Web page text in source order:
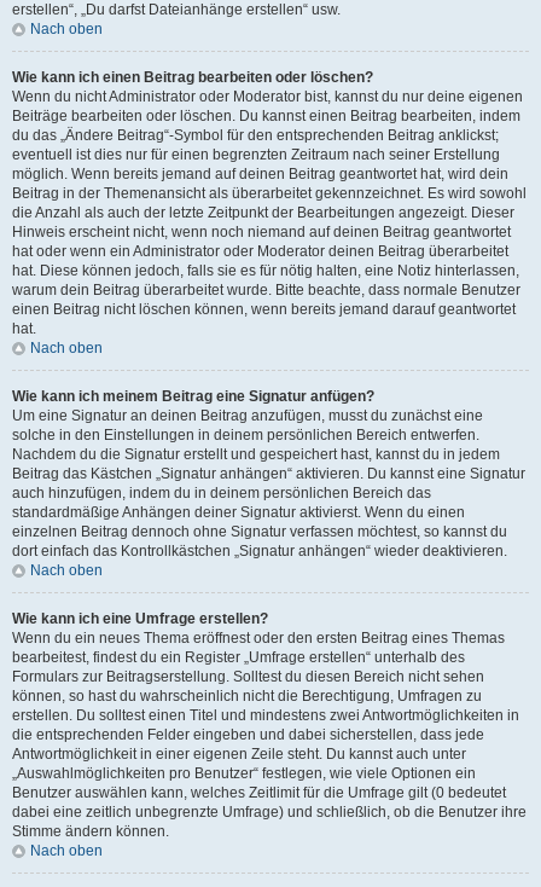
erstellen“, „Du darfst Dateianhänge erstellen“ usw.
Nach oben
Wie kann ich einen Beitrag bearbeiten oder löschen?
Wenn du nicht Administrator oder Moderator bist, kannst du nur deine eigenen
Beiträge bearbeiten oder löschen. Du kannst einen Beitrag bearbeiten, indem
du das „Ändere Beitrag“-Symbol für den entsprechenden Beitrag anklickst;
eventuell ist dies nur für einen begrenzten Zeitraum nach seiner Erstellung
möglich. Wenn bereits jemand auf deinen Beitrag geantwortet hat, wird dein
Beitrag in der Themenansicht als überarbeitet gekennzeichnet. Es wird sowohl
die Anzahl als auch der letzte Zeitpunkt der Bearbeitungen angezeigt. Dieser
Hinweis erscheint nicht, wenn noch niemand auf deinen Beitrag geantwortet
hat oder wenn ein Administrator oder Moderator deinen Beitrag überarbeitet
hat. Diese können jedoch, falls sie es für nötig halten, eine Notiz hinterlassen,
warum dein Beitrag überarbeitet wurde. Bitte beachte, dass normale Benutzer
einen Beitrag nicht löschen können, wenn bereits jemand darauf geantwortet
hat.
Nach oben
Wie kann ich meinem Beitrag eine Signatur anfügen?
Um eine Signatur an deinen Beitrag anzufügen, musst du zunächst eine
solche in den Einstellungen in deinem persönlichen Bereich entwerfen.
Nachdem du die Signatur erstellt und gespeichert hast, kannst du in jedem
Beitrag das Kästchen „Signatur anhängen“ aktivieren. Du kannst eine Signatur
auch hinzufügen, indem du in deinem persönlichen Bereich das
standardmäßige Anhängen deiner Signatur aktivierst. Wenn du einen
einzelnen Beitrag dennoch ohne Signatur verfassen möchtest, so kannst du
dort einfach das Kontrollkästchen „Signatur anhängen“ wieder deaktivieren.
Nach oben
Wie kann ich eine Umfrage erstellen?
Wenn du ein neues Thema eröffnest oder den ersten Beitrag eines Themas
bearbeitest, findest du ein Register „Umfrage erstellen“ unterhalb des
Formulars zur Beitragserstellung. Solltest du diesen Bereich nicht sehen
können, so hast du wahrscheinlich nicht die Berechtigung, Umfragen zu
erstellen. Du solltest einen Titel und mindestens zwei Antwortmöglichkeiten in
die entsprechenden Felder eingeben und dabei sicherstellen, dass jede
Antwortmöglichkeit in einer eigenen Zeile steht. Du kannst auch unter
„Auswahlmöglichkeiten pro Benutzer“ festlegen, wie viele Optionen ein
Benutzer auswählen kann, welches Zeitlimit für die Umfrage gilt (0 bedeutet
dabei eine zeitlich unbegrenzte Umfrage) und schließlich, ob die Benutzer ihre
Stimme ändern können.
Nach oben